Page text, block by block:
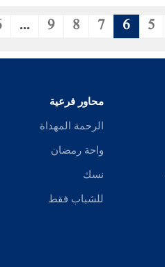
5
6
7
8
9
...
محاور فرعية
الرحمة المهداة
واحة رمضان
نسك
للشباب فقط